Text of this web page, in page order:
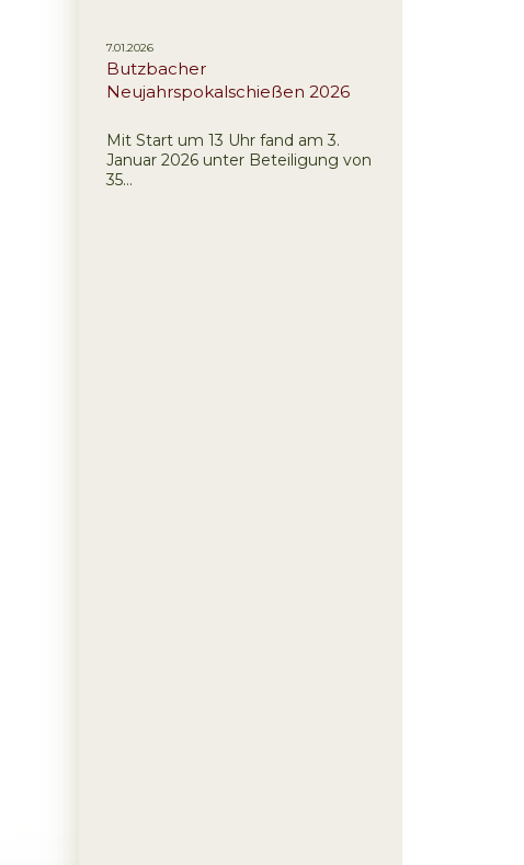
7.01.2026
Butzbacher
Neujahrspokalschießen 2026
Mit Start um 13 Uhr fand am 3.
Januar 2026 unter Beteiligung von
35...